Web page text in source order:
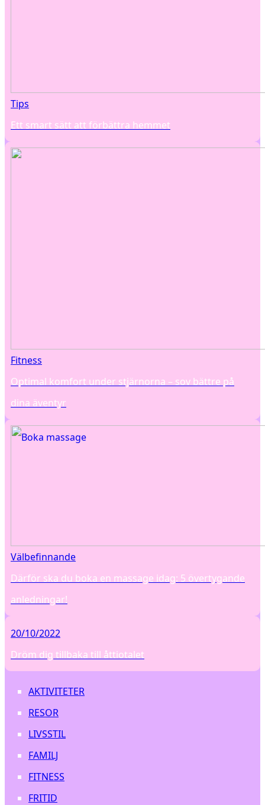
Tips
Ett smart sätt att förbättra hemmet
Fitness
Optimal komfort under stjärnorna – sov bättre på
dina äventyr
Välbefinnande
Därför ska du boka en massage idag: 5 övertygande
anledningar!
20/10/2022
Dröm dig tillbaka till åttiotalet
AKTIVITETER
RESOR
LIVSSTIL
FAMILJ
FITNESS
FRITID